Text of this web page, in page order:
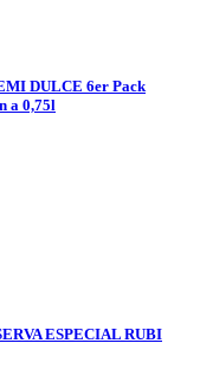
DULCE 6er Pack
a 0,75l
ESPECIAL RUBI